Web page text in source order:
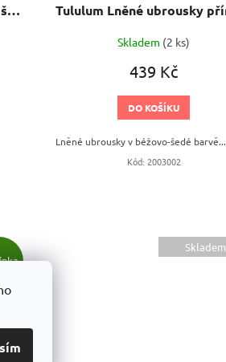
Tululum Lněná utěrka světle šedá
Skladem (2 ks)
439 Kč
DO KOŠÍKU
Lněné ubrousky v béžovo-šedé barvě...
Kód: 2003002
Skladem